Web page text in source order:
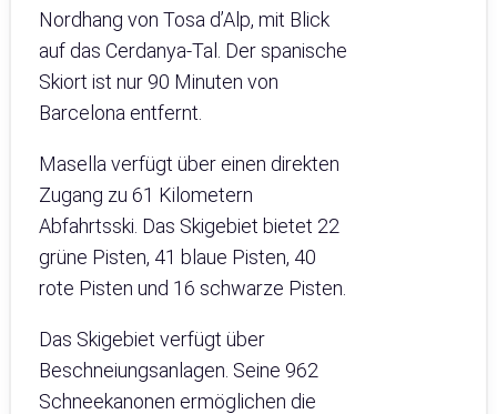
Nordhang von Tosa d’Alp, mit Blick
auf das Cerdanya-Tal. Der spanische
Skiort ist nur 90 Minuten von
Barcelona entfernt.
Masella verfügt über einen direkten
Zugang zu 61 Kilometern
Abfahrtsski. Das Skigebiet bietet 22
grüne Pisten, 41 blaue Pisten, 40
rote Pisten und 16 schwarze Pisten.
Das Skigebiet verfügt über
Beschneiungsanlagen. Seine 962
Schneekanonen ermöglichen die